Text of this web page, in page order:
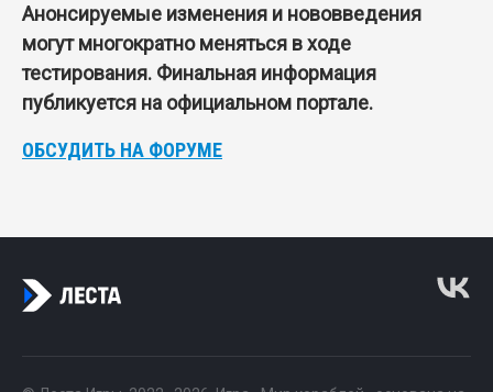
Анонсируемые изменения и нововведения
могут многократно меняться в ходе
тестирования. Финальная информация
публикуется на официальном портале.
ОБСУДИТЬ НА ФОРУМЕ